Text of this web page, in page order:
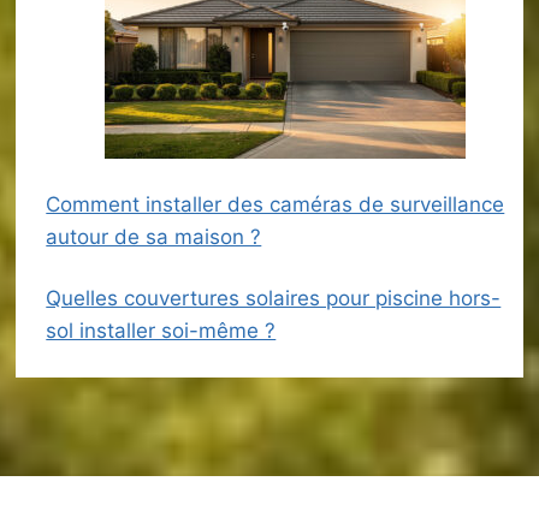
Comment installer des caméras de surveillance
autour de sa maison ?
Quelles couvertures solaires pour piscine hors-
sol installer soi-même ?